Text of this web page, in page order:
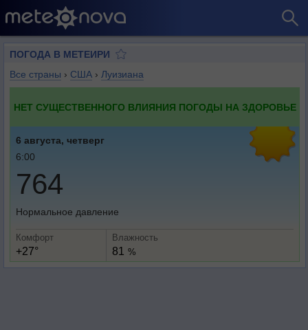
ПОГОДА В МЕТЕИРИ
Все страны › США › Луизиана
НЕТ СУЩЕСТВЕННОГО ВЛИЯНИЯ ПОГОДЫ НА ЗДОРОВЬЕ
6 августа, четверг
6:00
764
Нормальное давление
Комфорт
+27°
Влажность
81 %